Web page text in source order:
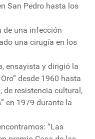
San Pedro hasta los
de una infección
una cirugía en los
ensayista y dirigió la
desde 1960 hasta
de resistencia cultural,
en 1979 durante la
“Las